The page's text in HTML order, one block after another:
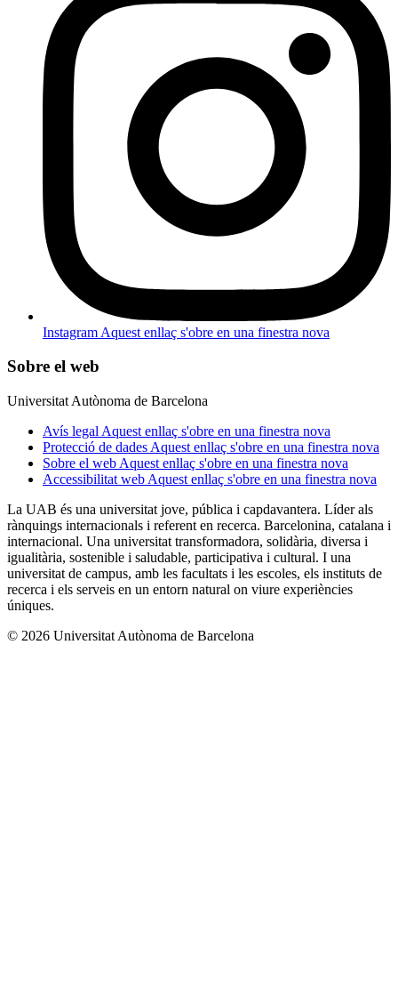
Instagram Aquest enllaç s'obre en una finestra nova
Sobre el web
Universitat Autònoma de Barcelona
Avís legal Aquest enllaç s'obre en una finestra nova
Protecció de dades Aquest enllaç s'obre en una finestra nova
Sobre el web Aquest enllaç s'obre en una finestra nova
Accessibilitat web Aquest enllaç s'obre en una finestra nova
La UAB és una universitat jove, pública i capdavantera. Líder als
rànquings internacionals i referent en recerca. Barcelonina, catalana i
internacional. Una universitat transformadora, solidària, diversa i
igualitària, sostenible i saludable, participativa i cultural. I una
universitat de campus, amb les facultats i les escoles, els instituts de
recerca i els serveis en un entorn natural on viure experiències
úniques.
© 2026 Universitat Autònoma de Barcelona